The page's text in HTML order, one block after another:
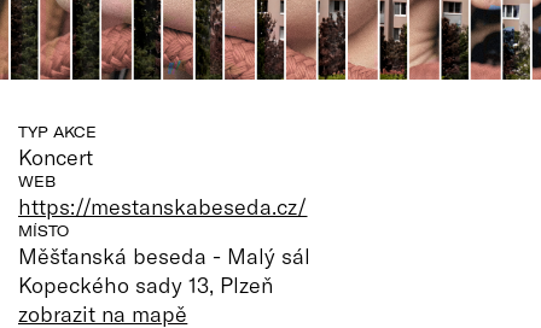
TYP AKCE
Koncert
WEB
https://mestanskabeseda.cz/
MÍSTO
Měšťanská beseda - Malý sál
Kopeckého sady 13, Plzeň
zobrazit na mapě